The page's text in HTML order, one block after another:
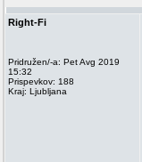
Right-Fi
Pridružen/-a: Pet Avg 2019
15:32
Prispevkov: 188
Kraj: Ljubljana